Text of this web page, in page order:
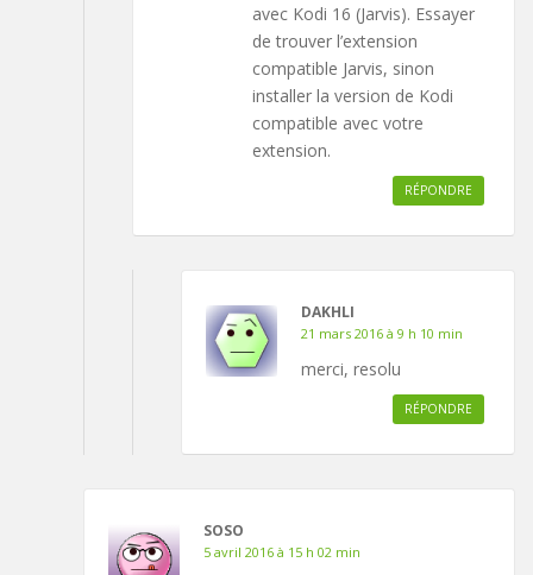
avec Kodi 16 (Jarvis). Essayer
de trouver l’extension
compatible Jarvis, sinon
installer la version de Kodi
compatible avec votre
extension.
RÉPONDRE
DAKHLI
21 mars 2016 à 9 h 10 min
merci, resolu
RÉPONDRE
SOSO
5 avril 2016 à 15 h 02 min